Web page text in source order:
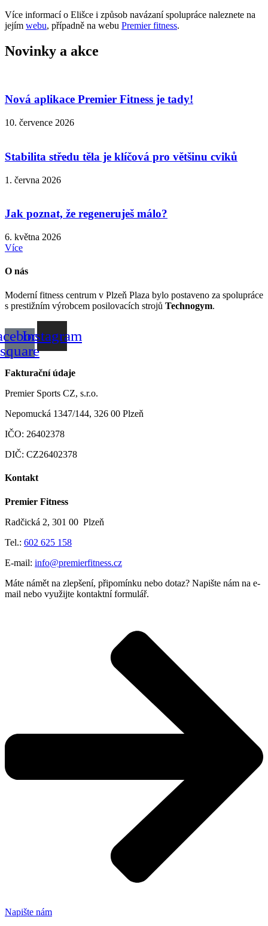
Více informací o Elišce i způsob navázaní spolupráce naleznete na
jejím webu, případně na webu Premier fitness.
Novinky a akce
Nová aplikace Premier Fitness je tady!
10. července 2026
Stabilita středu těla je klíčová pro většinu cviků
1. června 2026
Jak poznat, že regeneruješ málo?
6. května 2026
Více
O nás
Moderní fitness centrum v Plzeň Plaza bylo postaveno za spolupráce
s prestižním výrobcem posilovacích strojů Technogym.
square
Instagram
Fakturační údaje
Premier Sports CZ, s.r.o.
Nepomucká 1347/144, 326 00 Plzeň
IČO: 26402378
DIČ: CZ26402378
Kontakt
Premier Fitness
Radčická 2, 301 00 Plzeň
Tel.: 602 625 158
E-mail: info@premierfitness.cz
Máte námět na zlepšení, připomínku nebo dotaz? Napište nám na e-
mail nebo využijte kontaktní formulář.
Napište nám